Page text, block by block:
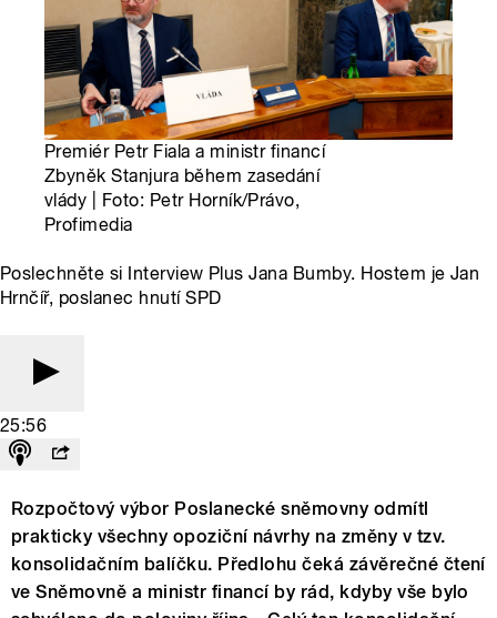
Premiér Petr Fiala a ministr financí
Zbyněk Stanjura během zasedání
vlády | Foto: Petr Horník/Právo,
Profimedia
Poslechněte si Interview Plus Jana Bumby. Hostem je Jan
Hrnčíř, poslanec hnutí SPD
25:56
Rozpočtový výbor Poslanecké sněmovny odmítl
prakticky všechny opoziční návrhy na změny v tzv.
konsolidačním balíčku. Předlohu čeká závěrečné čtení
ve Sněmovně a ministr financí by rád, kdyby vše bylo